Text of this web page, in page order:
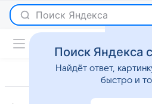
Поиск Яндекса
Поиск Яндекса
Найдёт ответ,
быстро и